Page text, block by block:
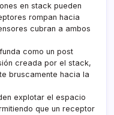
en stack pueden
rompan hacia
cubran a ambos
como un post
creada por el stack,
bruscamente hacia la
explotar el espacio
que un receptor